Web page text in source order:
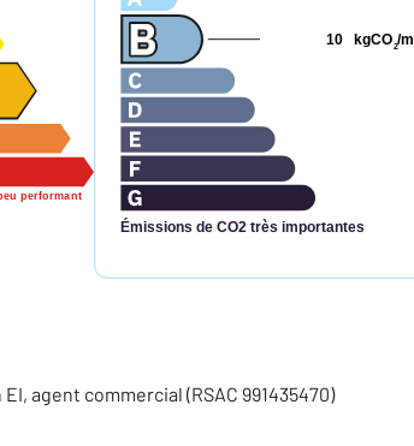
performant
Émissions de CO2 très importantes
kgCO2/m
10
EI, agent commercial (RSAC 991435470)